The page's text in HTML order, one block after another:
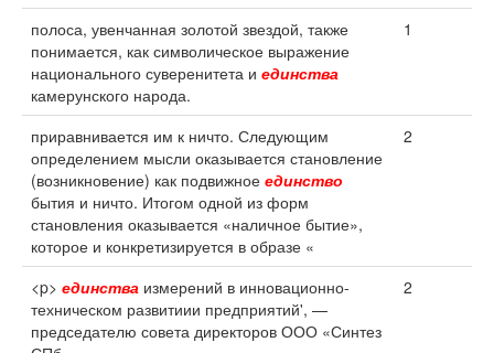
полоса, увенчанная золотой звездой, также
понимается, как символическое выражение
национального суверенитета и единства
камерунского народа.
1
приравнивается им к ничто. Следующим
определением мысли оказывается становление
(возникновение) как подвижное единство
бытия и ничто. Итогом одной из форм
становления оказывается «наличное бытие»,
которое и конкретизируется в образе «
2
<p> единства измерений в инновационно-
техническом развитиии предприятий', —
председателю совета директоров ООО «Синтез
2